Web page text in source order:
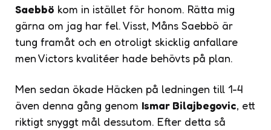
Saebbö kom in istället för honom. Rätta mig
gärna om jag har fel. Visst, Måns Saebbö är
tung framåt och en otroligt skicklig anfallare
men Victors kvalitéer hade behövts på plan.
Men sedan ökade Häcken på ledningen till 1-4
även denna gång genom Ismar Bilajbegovic, ett
riktigt snyggt mål dessutom. Efter detta så